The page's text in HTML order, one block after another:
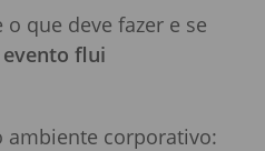
que deve fazer e se
evento flui
ambiente corporativo: